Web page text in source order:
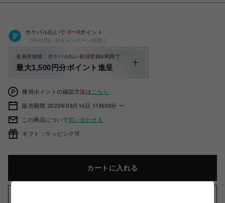
ポケパル払いで 0〜0ポイント
（1P=1円）※キャンペーン分除く
会員登録後、ポケパル払い初回登録&利用で
最大1,500円分ポイント進呈
獲得ポイントの確認方法は こちら
販売期間 2023年03月16日 11時00分 〜
この商品について問い合わせる
ギフト：ラッピング可
カートに入れる